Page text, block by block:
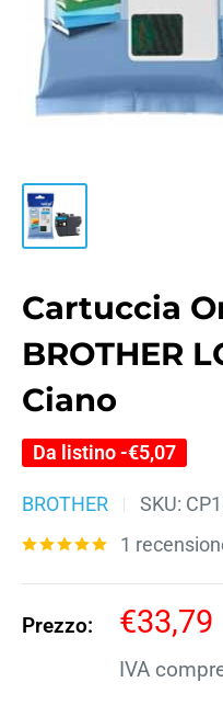
Cartuccia
BROTHER
Ciano
Da listino -€5,07
BROTHER SKU:
1
Prezzo:
Prezzo
scontato
€33,79
IVA